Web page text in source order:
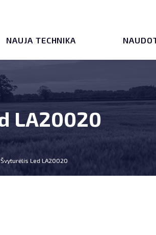
NAUJA TECHNIKA
LA20020
Švyturėlis Led LA20020